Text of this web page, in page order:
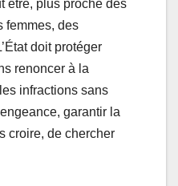
être, plus proche des
femmes, des
doit protéger
renoncer à la
infractions sans
garantir la
croire, de chercher